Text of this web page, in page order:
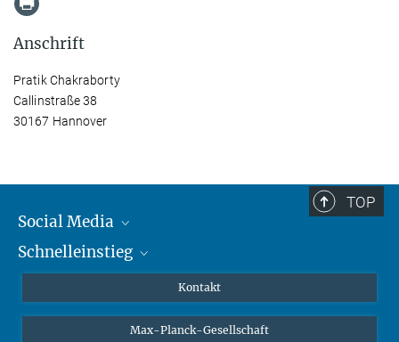
Anschrift
Pratik Chakraborty
Callinstraße 38
30167 Hannover
TOP
Social Media
Mastodon
Schnelleinstieg
Studierende
Kontakt
Max-Planck-Gesellschaft